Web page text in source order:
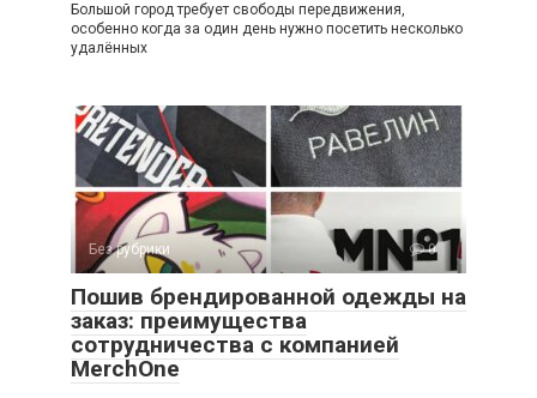
Большой город требует свободы передвижения,
особенно когда за один день нужно посетить несколько
удалённых
Без рубрики 0
Пошив брендированной одежды на
заказ: преимущества
сотрудничества с компанией
MerchOne